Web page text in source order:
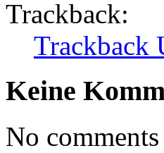
Trackback:
Trackback
Keine
No